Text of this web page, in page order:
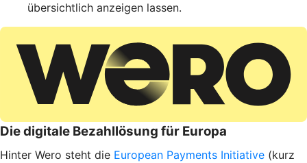
übersichtlich anzeigen lassen.
Die digitale Bezahllösung für Europa
Hinter Wero steht die European Payments Initiative (kurz